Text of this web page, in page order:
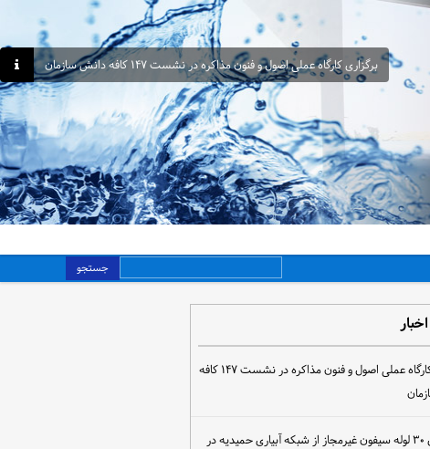
برگزاری کارگاه عملی اصول و فنون مذاکره در نشست ۱۴۷ کافه دانش سازمان
جستجو
برگزاری کارگاه عملی اصول و فنون مذاکره در نشست ۱۴۷ کافه
جمع‌آوری ۳۰ لوله سیفون غیرمجاز از شبکه آبیاری حمیدیه در